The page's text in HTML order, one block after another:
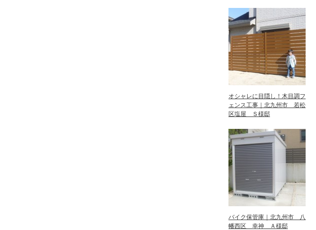
オシャレに目隠し！木目調フ
ェンス工事｜北九州市 若松
区塩屋 Ｓ様邸
バイク保管庫｜北九州市 八
幡西区 幸神 Ａ様邸